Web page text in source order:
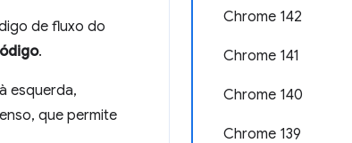
Chrome 142
Chrome 141
Chrome 140
Chrome 139
de fluxo do
.
esquerda,
que permite